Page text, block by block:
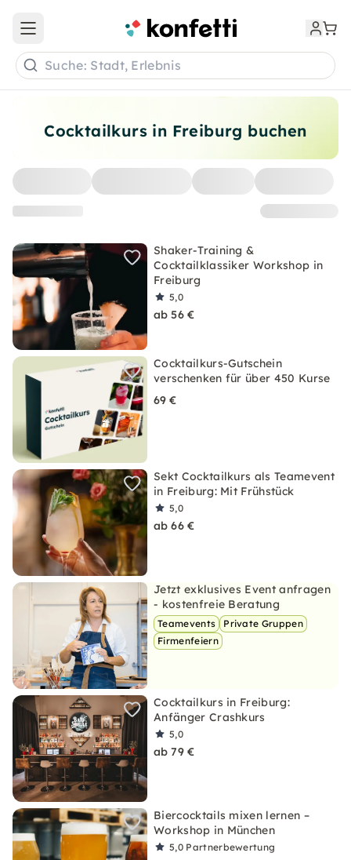
Cocktailkurs in Freiburg buchen
Shaker-Training &
Cocktailklassiker Workshop in
Freiburg
5,0
ab 56 €
Cocktailkurs-Gutschein
verschenken für über 450 Kurse
69 €
Sekt Cocktailkurs als Teamevent
in Freiburg: Mit Frühstück
5,0
ab 66 €
Jetzt exklusives Event anfragen
- kostenfreie Beratung
Teamevents
Private Gruppen
Firmenfeiern
Cocktailkurs in Freiburg:
Anfänger Crashkurs
5,0
ab 79 €
Biercocktails mixen lernen –
Workshop in München
5,0 Partnerbewertung
Open main menu
Suche: Stadt, Erlebnis